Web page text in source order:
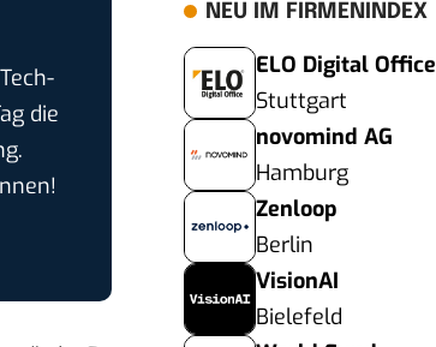
die
NEU IM FIRMENINDEX
ELO Digital Office
Stuttgart
novomind AG
Hamburg
Zenloop
Berlin
VisionAI
Bielefeld